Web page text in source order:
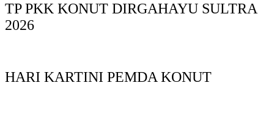
TP PKK KONUT DIRGAHAYU SULTRA
2026
HARI KARTINI PEMDA KONUT